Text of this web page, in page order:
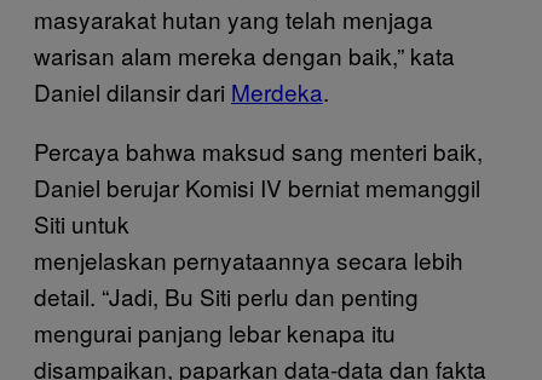
masyarakat hutan yang telah menjaga
warisan alam mereka dengan baik,” kata
Daniel dilansir dari Merdeka.
Percaya bahwa maksud sang menteri baik,
Daniel berujar Komisi IV berniat memanggil
Siti untuk
menjelaskan pernyataannya secara lebih
detail. “Jadi, Bu Siti perlu dan penting
mengurai panjang lebar kenapa itu
disampaikan, paparkan data-data dan fakta